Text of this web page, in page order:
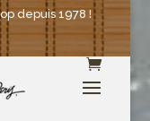
depuis 1978 !